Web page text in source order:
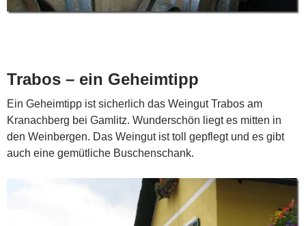
Trabos – ein Geheimtipp
Ein Geheimtipp ist sicherlich das Weingut Trabos am
Kranachberg bei Gamlitz. Wunderschön liegt es mitten in
den Weinbergen. Das Weingut ist toll gepflegt und es gibt
auch eine gemütliche Buschenschank.